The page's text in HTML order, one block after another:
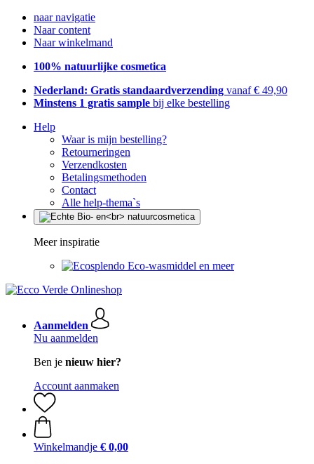
naar navigatie
Naar content
Naar winkelmand
100% natuurlijke cosmetica
Nederland: Gratis standaardverzending vanaf € 49,90
Minstens 1 gratis sample bij elke bestelling
Help
Waar is mijn bestelling?
Retourneringen
Verzendkosten
Betalingsmethoden
Contact
Alle help-thema`s
Meer inspiratie
Eco-wasmiddel en meer
Aanmelden
Nu aanmelden
Ben je nieuw hier?
Account aanmaken
Winkelmandje € 0,00